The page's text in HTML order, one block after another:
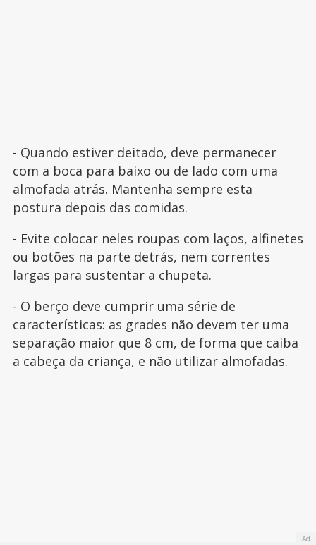
- Quando estiver deitado, deve permanecer
com a boca para baixo ou de lado com uma
almofada atrás. Mantenha sempre esta
postura depois das comidas.
- Evite colocar neles roupas com laços, alfinetes
ou botões na parte detrás, nem correntes
largas para sustentar a chupeta.
- O berço deve cumprir uma série de
características: as grades não devem ter uma
separação maior que 8 cm, de forma que caiba
a cabeça da criança, e não utilizar almofadas.
Ad